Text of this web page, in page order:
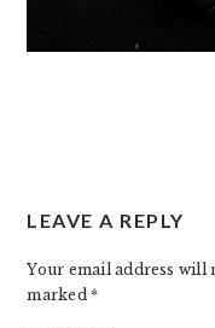
LEAVE A REPLY
Your email address will
marked*